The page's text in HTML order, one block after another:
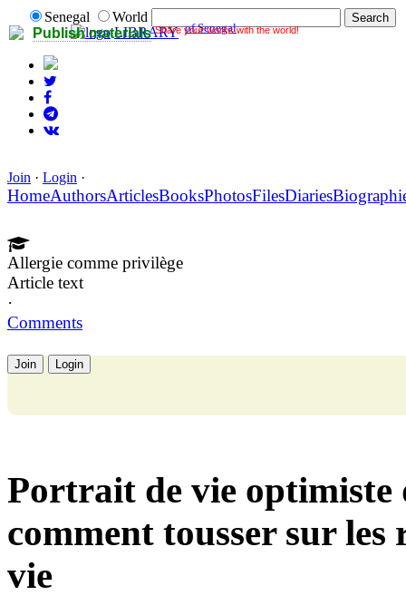
Publish materials Share your works with the world!
Senegal
World
LIBRARY of Senegal
Join · Login ·
HomeAuthorsArticlesBooksPhotosFilesDiaries
Allergie comme privilège
Article text
·
Comments
Join Login
Portrait de vie optimiste
comment tousser sur les
vie